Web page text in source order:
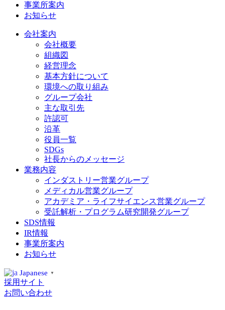
事業所案内
お知らせ
会社案内
会社概要
組織図
経営理念
基本方針について
環境への取り組み
グループ会社
主な取引先
許認可
沿革
役員一覧
SDGs
社長からのメッセージ
業務内容
インダストリー営業グループ
メディカル営業グループ
アカデミア・ライフサイエンス営業グループ
受託解析・プログラム研究開発グループ
SDS情報
IR情報
事業所案内
お知らせ
Japanese ▼
採用サイト
お問い合わせ